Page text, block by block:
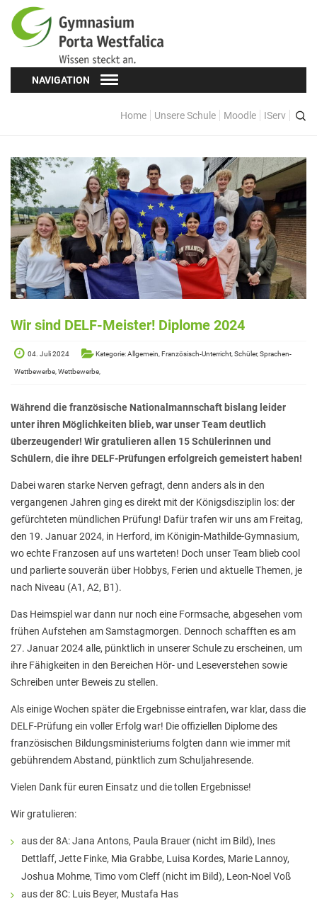
NAVIGATION
Home Unsere Schule Moodle IServ
Schülervertretung (SV)
Oberstufe
Formulare
Kopf hoch! – Beratung für Schüler*innen
Schulsozialarbeit
Eltern
Elterninformationen
Mitwirkung am Schulleben
Schulkonferenz
Kopf hoch! – Beratung für Eltern
Lehrer*innen
Lehrkräfte
Sekretariat
Formulare
Unterrichtszeiten
Kooperationen
IT & Print
Musikschule
Stadtbücherei
Wirtschaft
Ziele des Fördervereins
Sitzungen und Protokolle
Unsere Schule
Schule digital
Unterricht
Wir sind DELF-Meister! Diplome 2024
04. Juli 2024 Kategorie: Allgemein, Französisch-Unterricht, Schüler, Sprachen-
Wettbewerbe, Wettbewerbe,
Während die französische Nationalmannschaft bislang leider
unter ihren Möglichkeiten blieb, war unser Team deutlich
überzeugender! Wir gratulieren allen 15 Schülerinnen und
Schülern, die ihre DELF-Prüfungen erfolgreich gemeistert haben!
Dabei waren starke Nerven gefragt, denn anders als in den
vergangenen Jahren ging es direkt mit der Königsdisziplin los: der
gefürchteten mündlichen Prüfung! Dafür trafen wir uns am Freitag,
den 19. Januar 2024, in Herford, im Königin-Mathilde-Gymnasium,
wo echte Franzosen auf uns warteten! Doch unser Team blieb cool
und parlierte souverän über Hobbys, Ferien und aktuelle Themen, je
nach Niveau (A1, A2, B1).
Das Heimspiel war dann nur noch eine Formsache, abgesehen vom
frühen Aufstehen am Samstagmorgen. Dennoch schafften es am
27. Januar 2024 alle, pünktlich in unserer Schule zu erscheinen, um
ihre Fähigkeiten in den Bereichen Hör- und Leseverstehen sowie
Schreiben unter Beweis zu stellen.
Als einige Wochen später die Ergebnisse eintrafen, war klar, dass die
DELF-Prüfung ein voller Erfolg war! Die offiziellen Diplome des
französischen Bildungsministeriums folgten dann wie immer mit
gebührendem Abstand, pünktlich zum Schuljahresende.
Vielen Dank für euren Einsatz und die tollen Ergebnisse!
Wir gratulieren:
aus der 8A: Jana Antons, Paula Brauer (nicht im Bild), Ines
Dettlaff, Jette Finke, Mia Grabbe, Luisa Kordes, Marie Lannoy,
Joshua Mohme, Timo vom Cleff (nicht im Bild), Leon-Noel Voß
aus der 8C: Luis Beyer, Mustafa Has